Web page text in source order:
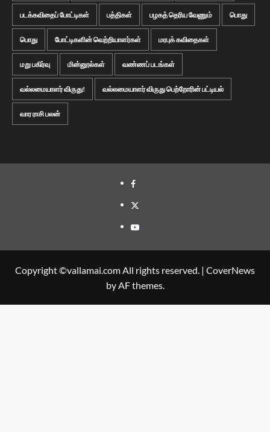
படக்கவிதைப் போட்டிகள் பத்திகள் பழகத் தெரிய வேணும் பொது
பொது போட்டிகளின் வெற்றியாளர்கள் மரபுக் கவிதைகள்
மறு பகிர்வு மின்னூல்கள் வண்ணப் படங்கள்
வல்லமையாளர் விருது! வல்லமையாளர் விருது பெற்றோரின் பட்டியல்
வார ராசி பலன்
Facebook
Twitter
Youtube
Copyright ©vallamai.com All rights reserved. | CoverNews
by AF themes.